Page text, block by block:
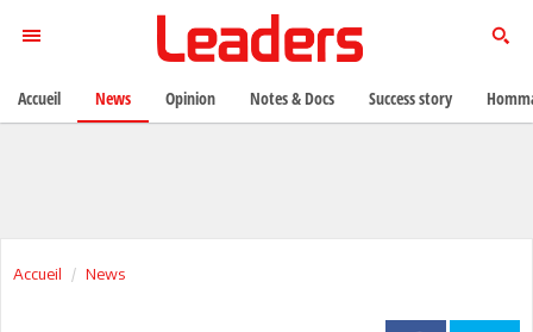
Accueil News
Accueil News Opinion Notes & Docs Success story